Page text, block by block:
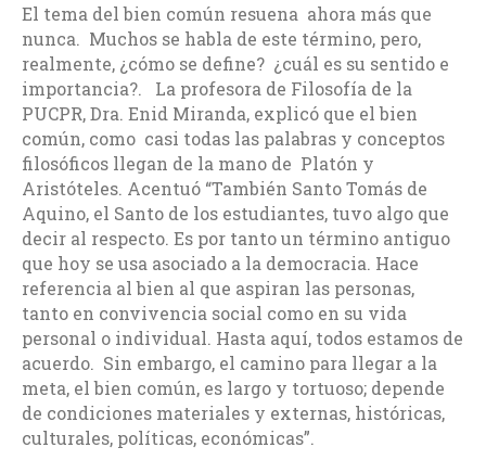
El tema del bien común resuena ahora más que
nunca. Muchos se habla de este término, pero,
realmente, ¿cómo se define? ¿cuál es su sentido e
importancia?.
La profesora de Filosofía de la
PUCPR, Dra. Enid Miranda, explicó que el bien
común, como casi todas las palabras y conceptos
filosóficos llegan de la mano de Platón y
Aristóteles. Acentuó “También Santo Tomás de
Aquino, el Santo de los estudiantes, tuvo algo que
decir al respecto. Es por tanto un término antiguo
que hoy se usa asociado a la democracia. Hace
referencia al bien al que aspiran las personas,
tanto en convivencia social como en su vida
personal o individual. Hasta aquí, todos estamos de
acuerdo. Sin embargo, el camino para llegar a la
meta, el bien común, es largo y tortuoso; depende
de condiciones materiales y externas, históricas,
culturales, políticas, económicas”.